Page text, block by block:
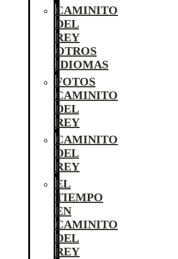
CAMINITO
DEL
REY
OTROS
IDIOMAS
FOTOS
CAMINITO
DEL
REY
CAMINITO
DEL
REY
EL
TIEMPO
EN
CAMINITO
DEL
REY